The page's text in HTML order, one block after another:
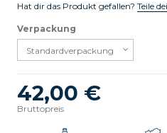
Hat dir das Produkt gefallen? Teile
Verpackung
42,00 €
Bruttopreis